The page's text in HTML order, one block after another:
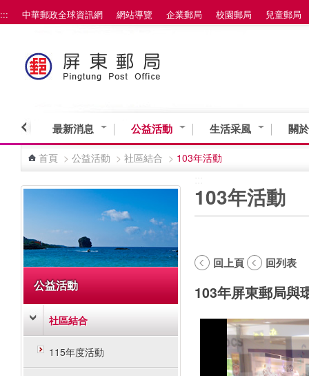
跳到主要內容區塊
::: 中華郵政全球資訊網 網站導覽 企業郵局 校園郵局 兒童郵局
最新消息 公益活動 生活采風 關
首頁 > 公益活動 > 社區結合 > 103年活動
公益活動
社區結合
115年度活動
103年活動
回上頁 回列表
103年屏東郵局與